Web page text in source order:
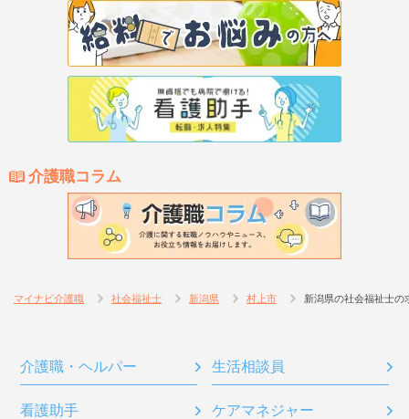
介護職コラム
マイナビ介護職 社会福祉士 新潟県 村上市 新潟県の社会福祉士の
介護職・ヘルパー 生活相談員
看護助手 ケアマネジャー